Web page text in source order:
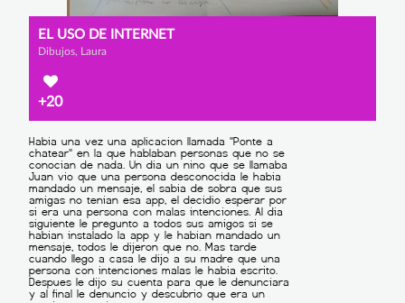
EL USO DE INTERNET
Dibujos, Laura
+20